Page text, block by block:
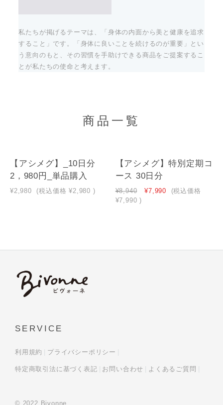
私たちが掲げるテーマは、「身体の内面から美と健康を追求
すること」です。「身体に良いことを続けるのが重要」とい
う意向のもと、その習慣を手助けできる商品をご提案するこ
とが私たちの使命と考えます。
商品一覧
【アシメグ】_10日分
2，980円_単品購入
¥2,980 (税込価格 ¥2,980 )
【アシメグ】特別定期コ
ース 30日分
¥8,940 ¥7,990
(税込価格
¥7,990 )
SERVICE
利用規約 プライバシーポリシー
特定商取引法に基づく表記 お問い合わせ よくあるご質問
© 2022 Bivonne